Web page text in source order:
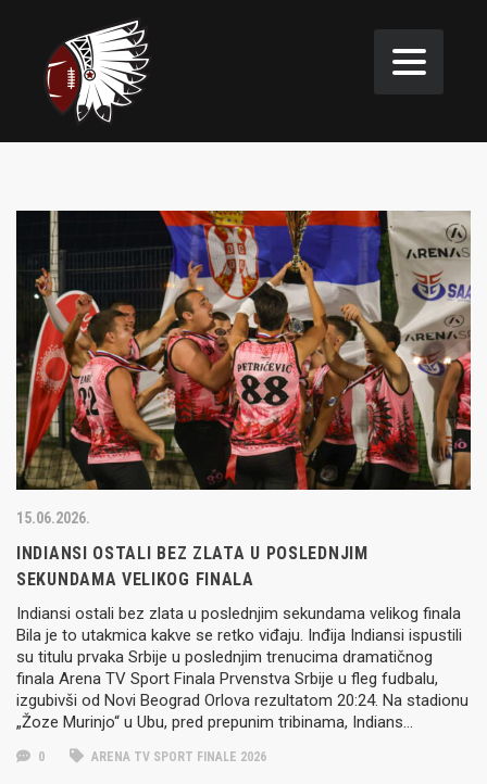
15.06.2026.
INDIANSI OSTALI BEZ ZLATA U POSLEDNJIM
SEKUNDAMA VELIKOG FINALA
Indiansi ostali bez zlata u poslednjim sekundama velikog finala
Bila je to utakmica kakve se retko viđaju. Inđija Indiansi ispustili
su titulu prvaka Srbije u poslednjim trenucima dramatičnog
finala Arena TV Sport Finala Prvenstva Srbije u fleg fudbalu,
izgubivši od Novi Beograd Orlova rezultatom 20:24. Na stadionu
„Žoze Murinjo“ u Ubu, pred prepunim tribinama, Indians…
0 ARENA TV SPORT FINALE 2026